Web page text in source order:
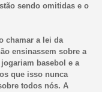
sendo omitidas e o
chamar a lei da
ensinassem sobre a
basebol e a
que isso nunca
todos nós. A